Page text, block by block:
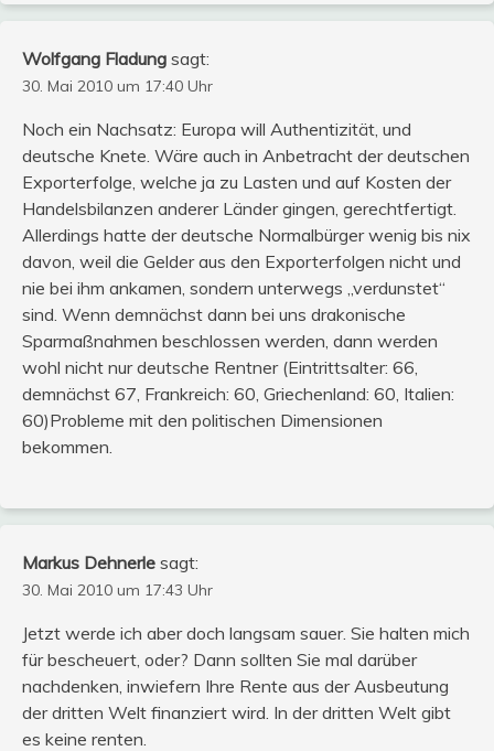
Wolfgang Fladung sagt:
30. Mai 2010 um 17:40 Uhr
Noch ein Nachsatz: Europa will Authentizität, und
deutsche Knete. Wäre auch in Anbetracht der deutschen
Exporterfolge, welche ja zu Lasten und auf Kosten der
Handelsbilanzen anderer Länder gingen, gerechtfertigt.
Allerdings hatte der deutsche Normalbürger wenig bis nix
davon, weil die Gelder aus den Exporterfolgen nicht und
nie bei ihm ankamen, sondern unterwegs „verdunstet“
sind. Wenn demnächst dann bei uns drakonische
Sparmaßnahmen beschlossen werden, dann werden
wohl nicht nur deutsche Rentner (Eintrittsalter: 66,
demnächst 67, Frankreich: 60, Griechenland: 60, Italien:
60)Probleme mit den politischen Dimensionen
bekommen.
Markus Dehnerle sagt:
30. Mai 2010 um 17:43 Uhr
Jetzt werde ich aber doch langsam sauer. Sie halten mich
für bescheuert, oder? Dann sollten Sie mal darüber
nachdenken, inwiefern Ihre Rente aus der Ausbeutung
der dritten Welt finanziert wird. In der dritten Welt gibt
es keine renten.